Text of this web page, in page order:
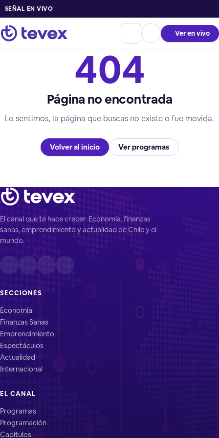
SEÑAL EN VIVO
Ver en vivo
404
Página no encontrada
Lo sentimos, la página que buscas no existe o fue movida.
Volver al inicio Ver programas
El canal que te hace crecer. Economía, finanzas
sanas, emprendimiento y actualidad de Chile y el
mundo.
SECCIONES
Economía
Finanzas Sanas
Emprendimiento
Espectáculos
Actualidad
Internacional
EL CANAL
Programas
Programación
Capítulos